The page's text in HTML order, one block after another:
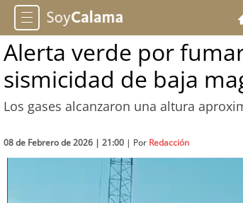
Alerta verde por
sismicidad de baja
Los gases alcanzaron una altura
08 de Febrero de 2026 | 21:00 | Por Redacción